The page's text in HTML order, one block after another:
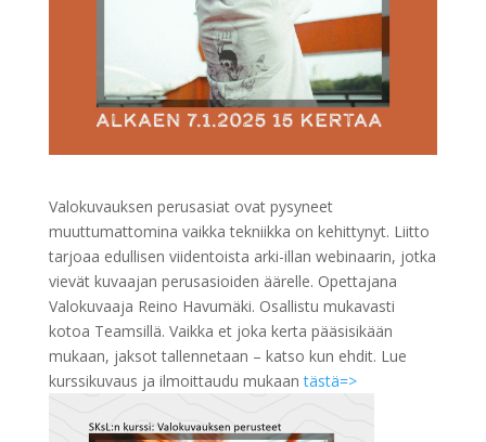
Valokuvauksen perusasiat ovat pysyneet
muuttumattomina vaikka tekniikka on kehittynyt. Liitto
tarjoaa edullisen viidentoista arki-illan webinaarin, jotka
vievät kuvaajan perusasioiden äärelle. Opettajana
Valokuvaaja Reino Havumäki. Osallistu mukavasti
kotoa Teamsillä. Vaikka et joka kerta pääsisikään
mukaan, jaksot tallennetaan – katso kun ehdit. Lue
kurssikuvaus ja ilmoittaudu mukaantästä=>